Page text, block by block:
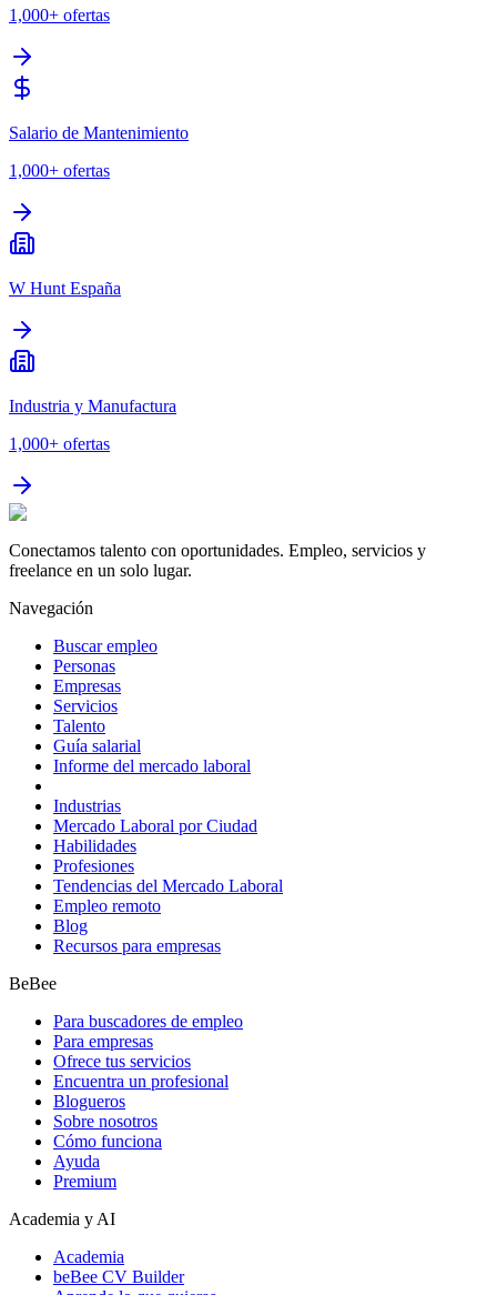
1,000+ ofertas
Salario de Mantenimiento
1,000+ ofertas
W Hunt España
Industria y Manufactura
1,000+ ofertas
Conectamos talento con oportunidades. Empleo, servicios y
freelance en un solo lugar.
Navegación
Buscar empleo
Personas
Empresas
Servicios
Talento
Guía salarial
Informe del mercado laboral
Industrias
Mercado Laboral por Ciudad
Habilidades
Profesiones
Tendencias del Mercado Laboral
Empleo remoto
Blog
Recursos para empresas
BeBee
Para buscadores de empleo
Para empresas
Ofrece tus servicios
Encuentra un profesional
Blogueros
Sobre nosotros
Cómo funciona
Ayuda
Premium
Academia y AI
Academia
beBee CV Builder